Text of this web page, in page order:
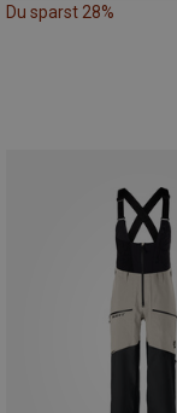
Du sparst 28%